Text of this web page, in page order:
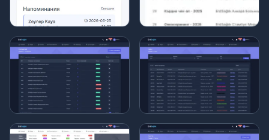
Ro'yxatlar: Barcha bemor, nomzod va
qo'ng'iroqlar yozuvlari qidiruv, filtrlash va
eksport qilinadigan hisobot infratuzilmasi.